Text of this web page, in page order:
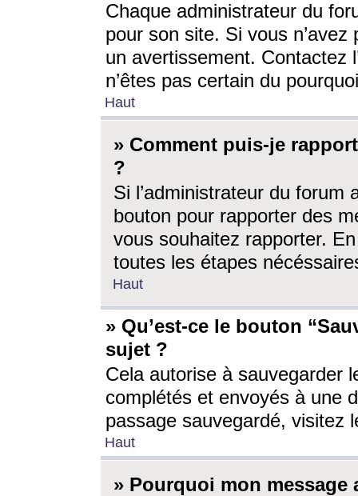
Chaque administrateur du
pour son site. Si vous
un avertissement. Contactez
n’êtes pas certain du
Haut
» Comment puis-je
?
Si l’administrateur du forum
bouton pour rapporter des
vous souhaitez rapporter.
toutes les étapes
Haut
» Qu’est-ce le bouton
sujet ?
Cela autorise à sauvegarder
complétés et envoyés à une
passage sauvegardé, visitez
Haut
» Pourquoi mon message